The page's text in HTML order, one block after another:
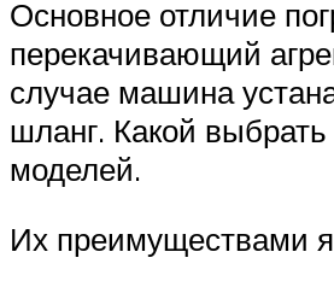
Основное отличие
перекачивающий
случае машина
шланг. Какой
моделей.
Их преимуществами